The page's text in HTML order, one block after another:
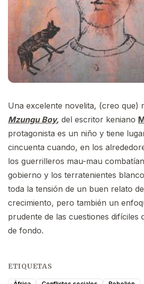
Una excelente novelita, (creo que)
Mzungu Boy, del escritor keniano
protagonista es un niño y tiene
cincuenta cuando, en los
los guerrilleros mau-mau
gobierno y los terratenientes
toda la tensión de un buen relato
crecimiento, pero también un
prudente de las cuestiones difíciles
de fondo.
ETIQUETAS